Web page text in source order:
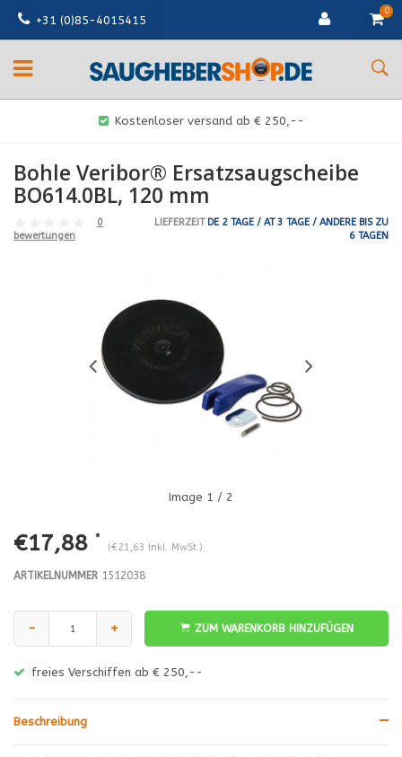
+31 (0)85-4015415
0
Kostenloser versand ab € 250,--
Bohle Veribor® Ersatzsaugscheibe
BO614.0BL, 120 mm
0
bewertungen
LIEFERZEITDE 2 TAGE / AT 3 TAGE / ANDERE BIS ZU
6 TAGEN
Image 1 / 2
€17,88 *
(€21,63 Inkl. MwSt.)
ARTIKELNUMMER 1512038
- + ZUM WARENKORB HINZUFÜGEN
freies Verschiffen ab € 250,--
Beschreibung